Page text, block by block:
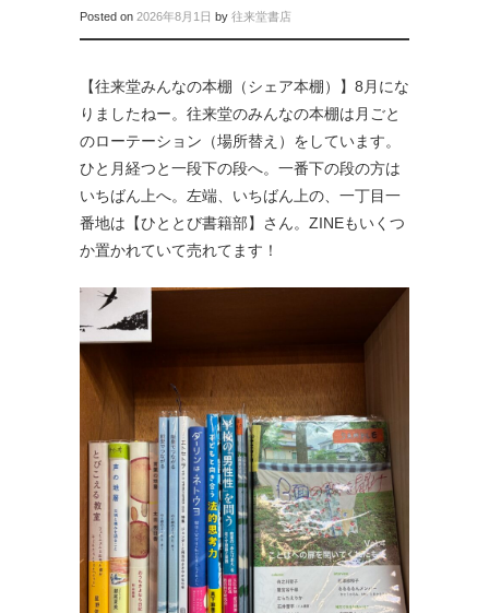
Posted on 2026年8月1日 by 往来堂書店
【往来堂みんなの本棚（シェア本棚）】8月にな
りましたねー。往来堂のみんなの本棚は月ごと
のローテーション（場所替え）をしています。
ひと月経つと一段下の段へ。一番下の段の方は
いちばん上へ。左端、いちばん上の、一丁目一
番地は【ひととび書籍部】さん。ZINEもいくつ
か置かれていて売れてます！